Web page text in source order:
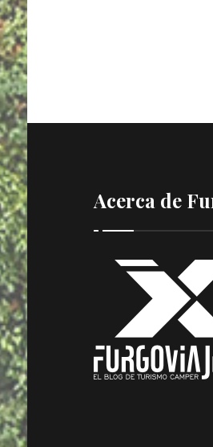
Acerca de